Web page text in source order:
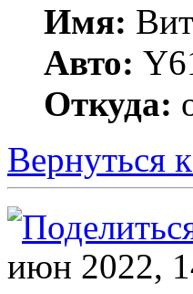
Имя:
Авто:
Откуда:
Вернуться
июн 2022,